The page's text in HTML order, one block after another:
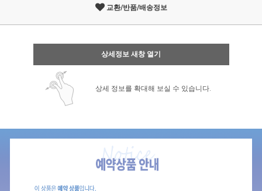
교환/반품/배송정보
상세정보 새창 열기
상세 정보를 확대해 보실 수 있습니다.